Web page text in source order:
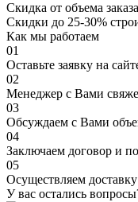
Скидка от объема заказа
Скидки до 25-30%
Как мы работаем
01
Оставьте заявку на
02
Менеджер с Вами
03
Обсуждаем с Вами
04
Заключаем договор и
05
Осуществляем
У вас остались